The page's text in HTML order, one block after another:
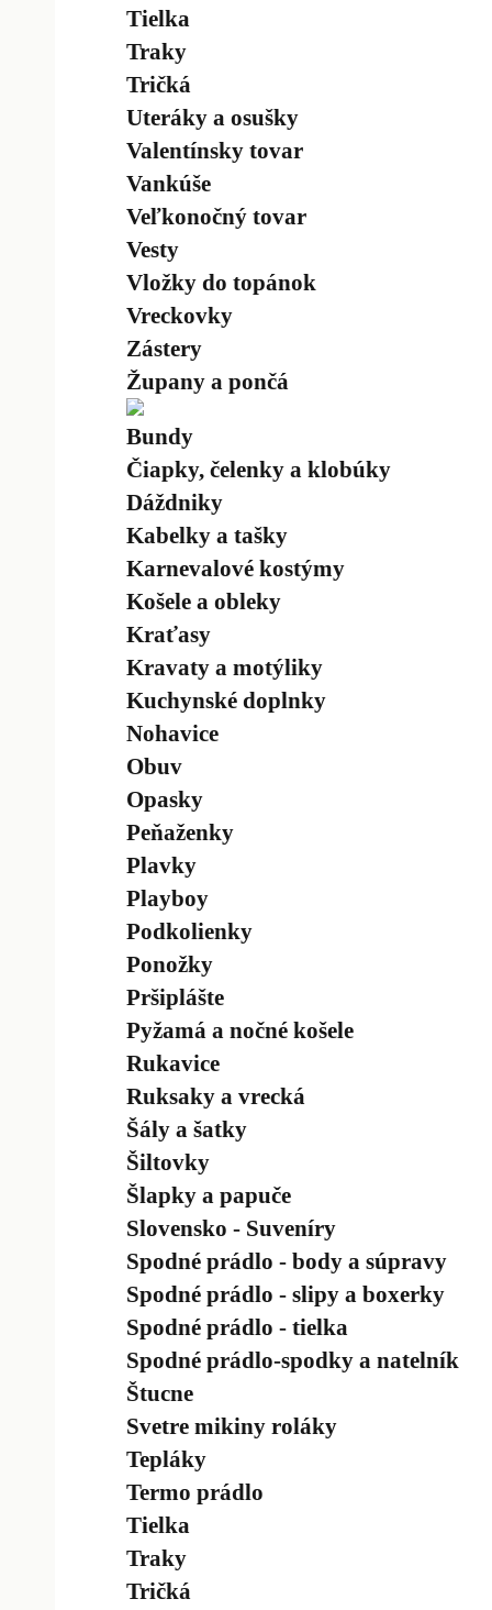
Tielka
Traky
Tričká
Uteráky a osušky
Valentínsky tovar
Vankúše
Veľkonočný tovar
Vesty
Vložky do topánok
Vreckovky
Zástery
Župany a pončá
Bundy
Čiapky, čelenky a klobúky
Dáždniky
Kabelky a tašky
Karnevalové kostýmy
Košele a obleky
Kraťasy
Kravaty a motýliky
Kuchynské doplnky
Nohavice
Obuv
Opasky
Peňaženky
Plavky
Playboy
Podkolienky
Ponožky
Pršiplášte
Pyžamá a nočné košele
Rukavice
Ruksaky a vrecká
Šály a šatky
Šiltovky
Šlapky a papuče
Slovensko - Suveníry
Spodné prádlo - body a súpravy
Spodné prádlo - slipy a boxerky
Spodné prádlo - tielka
Spodné prádlo-spodky a natelník
Štucne
Svetre mikiny roláky
Tepláky
Termo prádlo
Tielka
Traky
Tričká